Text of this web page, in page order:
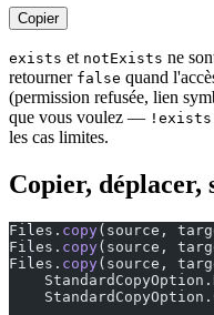
Copier
exists et notExists ne
retourner false quand
(permission refusée, lien
que vous voulez —
les cas limites.
Copier,
Files. copy
Files. copy(source,
Files. copy(source,